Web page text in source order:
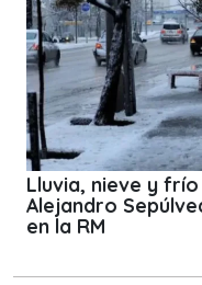
Lluvia, nieve y
Alejandro
en la RM